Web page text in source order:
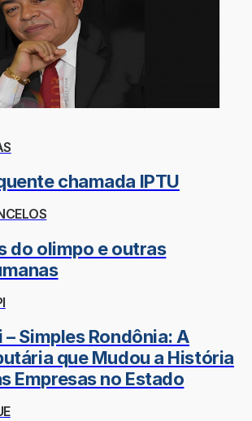
chamada IPTU
do olimpo e outras
– Simples Rondônia: A
que Mudou a História
Empresas no Estado